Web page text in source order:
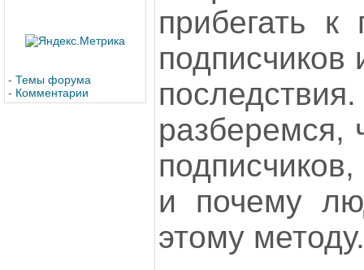
- Темы форума
- Комментарии
прибегать к
подписчиков
разберемся,
и почему
этому методу.